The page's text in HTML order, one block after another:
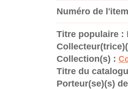
Numéro de
Titre populaire :
Collection(s) :
Titre du
Porteur(se)(s)